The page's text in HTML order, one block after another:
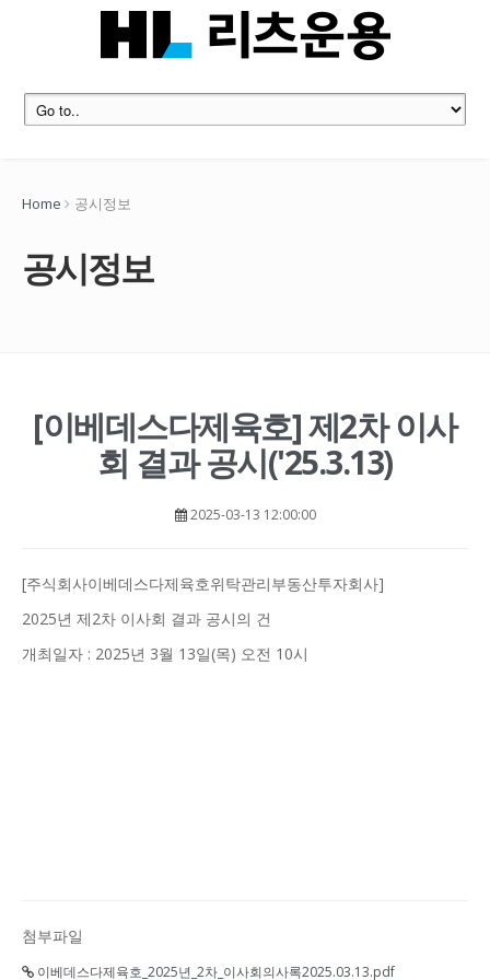
Home 공시정보
공시정보
[이베데스다제육호] 제2차 이사
회 결과 공시('25.3.13)
2025-03-13 12:00:00
[주식회사이베데스다제육호위탁관리부동산투자회사]
2025년 제2차 이사회 결과 공시의 건
개최일자 : 2025년 3월 13일(목) 오전 10시
첨부파일
이베데스다제육호_2025년_2차_이사회의사록2025.03.13.pdf